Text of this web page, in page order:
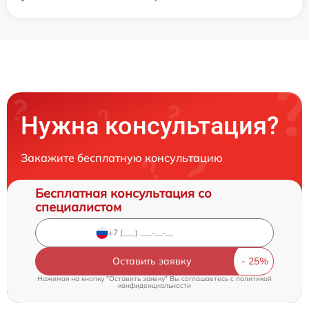
Нужна консультация?
Закажите бесплатную консультацию
Бесплатная консультация со
специалистом
Оставить заявку
Нажимая на кнопку "Оставить заявку" Вы соглашаетесь cполитикой
конфиденциальности